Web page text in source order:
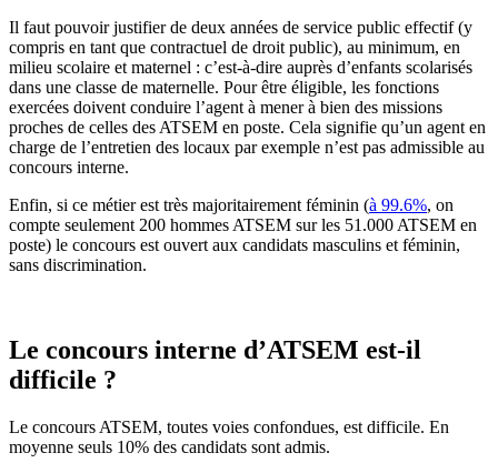
Il faut pouvoir justifier de deux années de service public effectif (y
compris en tant que contractuel de droit public), au minimum, en
milieu scolaire et maternel : c’est-à-dire auprès d’enfants scolarisés
dans une classe de maternelle. Pour être éligible, les fonctions
exercées doivent conduire l’agent à mener à bien des missions
proches de celles des ATSEM en poste. Cela signifie qu’un agent en
charge de l’entretien des locaux par exemple n’est pas admissible au
concours interne.
Enfin, si ce métier est très majoritairement féminin (à 99.6%, on
compte seulement 200 hommes ATSEM sur les 51.000 ATSEM en
poste) le concours est ouvert aux candidats masculins et féminin,
sans discrimination.
Le concours interne d’ATSEM est-il
difficile ?
Le concours ATSEM, toutes voies confondues, est difficile. En
moyenne seuls 10% des candidats sont admis.